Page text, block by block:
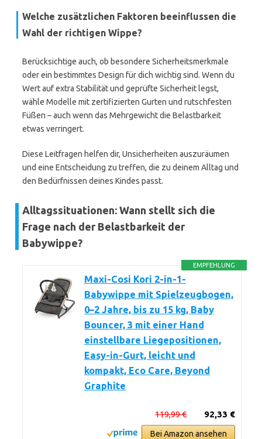
Welche zusätzlichen Faktoren beeinflussen die
Wahl der richtigen Wippe?
Berücksichtige auch, ob besondere Sicherheitsmerkmale
oder ein bestimmtes Design für dich wichtig sind. Wenn du
Wert auf extra Stabilität und geprüfte Sicherheit legst,
wähle Modelle mit zertifizierten Gurten und rutschfesten
Füßen – auch wenn das Mehrgewicht die Belastbarkeit
etwas verringert.
Diese Leitfragen helfen dir, Unsicherheiten auszuräumen
und eine Entscheidung zu treffen, die zu deinem Alltag und
den Bedürfnissen deines Kindes passt.
Alltagssituationen: Wann stellt sich die
Frage nach der Belastbarkeit der
Babywippe?
EMPFEHLUNG
Maxi-Cosi Kori 2-in-1-
Babywippe mit Spielzeugbogen,
0–2 Jahre, bis zu 15 kg, Baby
Bouncer, 3 mit einer Hand
einstellbare Liegepositionen,
Easy-in-Gurt, leicht und
kompakt, Eco Care, Beyond
Graphite
92,33 €
119,99 €
Bei Amazon ansehen